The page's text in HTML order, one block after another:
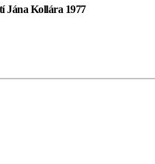
Jána Kollára 1977